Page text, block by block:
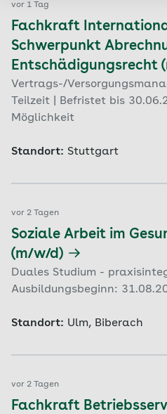
vor 1 Tag
Fachkraft
Schwerpunkt
Entschädigungsrecht
Vertrags-/
Teilzeit | Befristet bis
Möglichkeit
Standort: Stuttgart
vor 2 Tagen
Soziale Arbeit im
(m/w/d)
Duales Studium -
Ausbildungsbeginn:
Standort: Ulm, Biberach
vor 2 Tagen
Fachkraft